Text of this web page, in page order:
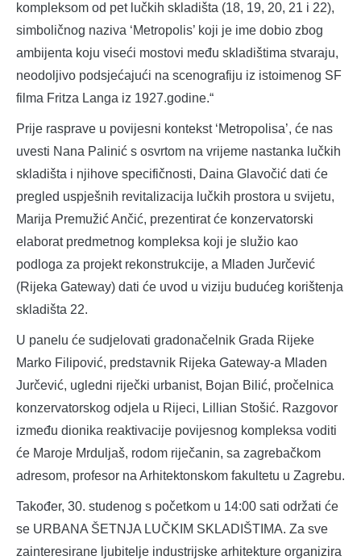
kompleksom od pet lučkih skladišta (18, 19, 20, 21 i 22),
simboličnog naziva ‘Metropolis’ koji je ime dobio zbog
ambijenta koju viseći mostovi među skladištima stvaraju,
neodoljivo podsjećajući na scenografiju iz istoimenog SF
filma Fritza Langa iz 1927.godine.“
Prije rasprave u povijesni kontekst ‘Metropolisa’, će nas
uvesti Nana Palinić s osvrtom na vrijeme nastanka lučkih
skladišta i njihove specifičnosti, Daina Glavočić dati će
pregled uspješnih revitalizacija lučkih prostora u svijetu,
Marija Premužić Ančić, prezentirat će konzervatorski
elaborat predmetnog kompleksa koji je služio kao
podloga za projekt rekonstrukcije, a Mladen Jurčević
(Rijeka Gateway) dati će uvod u viziju budućeg korištenja
skladišta 22.
U panelu će sudjelovati gradonačelnik Grada Rijeke
Marko Filipović, predstavnik Rijeka Gateway-a Mladen
Jurčević, ugledni riječki urbanist, Bojan Bilić, pročelnica
konzervatorskog odjela u Rijeci, Lillian Stošić. Razgovor
između dionika reaktivacije povijesnog kompleksa voditi
će Maroje Mrduljaš, rodom riječanin, sa zagrebačkom
adresom, profesor na Arhitektonskom fakultetu u Zagrebu.
Također, 30. studenog s početkom u 14:00 sati održati će
se URBANA ŠETNJA LUČKIM SKLADIŠTIMA. Za sve
zainteresirane ljubitelje industrijske arhitekture organizira